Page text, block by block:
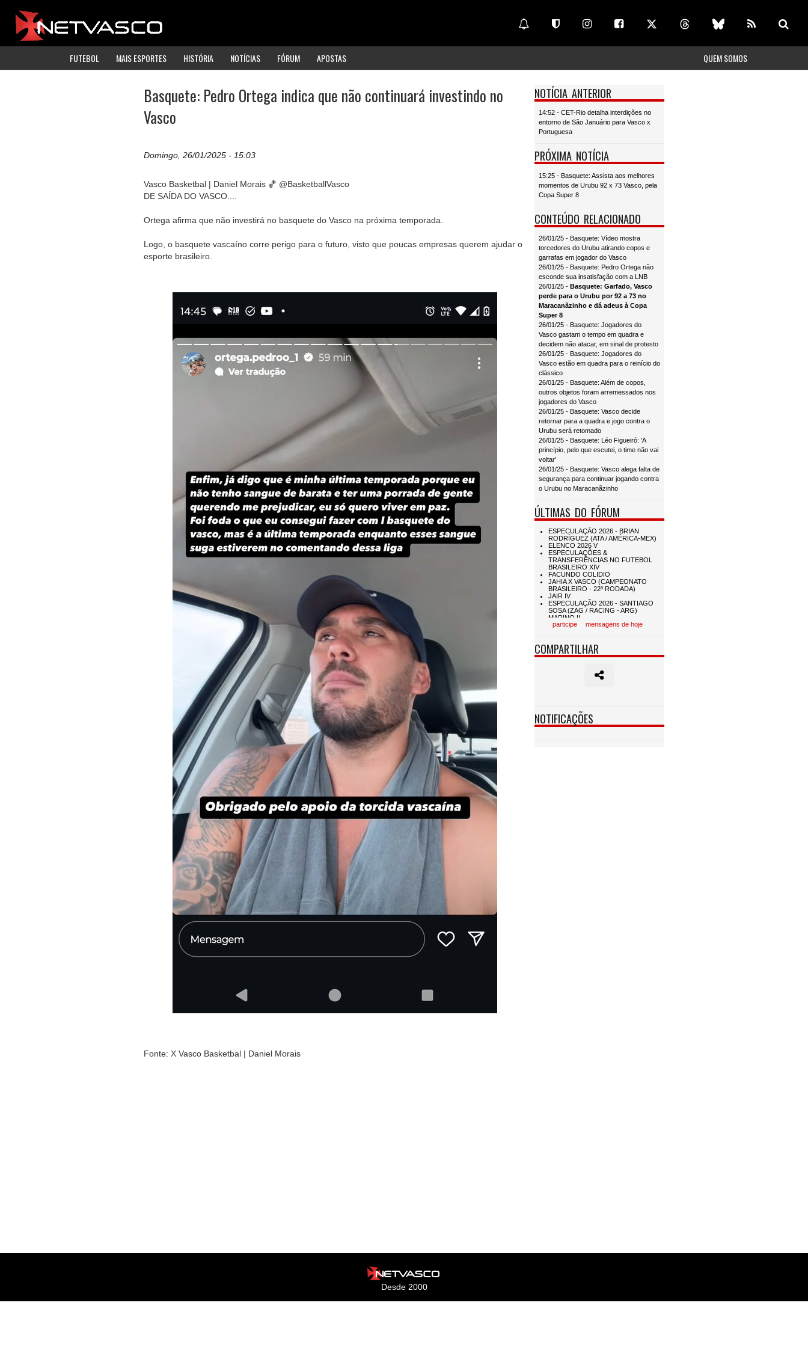
FUTEBOL MAIS ESPORTES HISTÓRIA NOTÍCIAS FÓRUM APOSTAS QUEM SOMOS
Basquete: Pedro Ortega indica que não continuará investindo no
Vasco
Domingo, 26/01/2025 - 15:03
Vasco Basketbal | Daniel Morais 🏀 @BasketballVasco
DE SAÍDA DO VASCO....
Ortega afirma que não investirá no basquete do Vasco na próxima temporada.
Logo, o basquete vascaíno corre perigo para o futuro, visto que poucas empresas querem ajudar o
esporte brasileiro.
Fonte: X Vasco Basketbal | Daniel Morais
NOTÍCIA ANTERIOR
14:52 - CET-Rio detalha interdições no
entorno de São Januário para Vasco x
Portuguesa
PRÓXIMA NOTÍCIA
15:25 - Basquete: Assista aos melhores
momentos de Urubu 92 x 73 Vasco, pela
Copa Super 8
CONTEÚDO RELACIONADO
26/01/25 - Basquete: Vídeo mostra
torcedores do Urubu atirando copos e
garrafas em jogador do Vasco
26/01/25 - Basquete: Pedro Ortega não
esconde sua insatisfação com a LNB
26/01/25 - Basquete: Garfado, Vasco
perde para o Urubu por 92 a 73 no
Maracanãzinho e dá adeus à Copa
Super 8
26/01/25 - Basquete: Jogadores do
Vasco gastam o tempo em quadra e
decidem não atacar, em sinal de protesto
26/01/25 - Basquete: Jogadores do
Vasco estão em quadra para o reinício do
clássico
26/01/25 - Basquete: Além de copos,
outros objetos foram arremessados nos
jogadores do Vasco
26/01/25 - Basquete: Vasco decide
retornar para a quadra e jogo contra o
Urubu será retomado
26/01/25 - Basquete: Léo Figueiró: 'A
princípio, pelo que escutei, o time não vai
voltar'
26/01/25 - Basquete: Vasco alega falta de
segurança para continuar jogando contra
o Urubu no Maracanãzinho
ÚLTIMAS DO FÓRUM
participe mensagens de hoje
COMPARTILHAR
NOTIFICAÇÕES
Desde 2000